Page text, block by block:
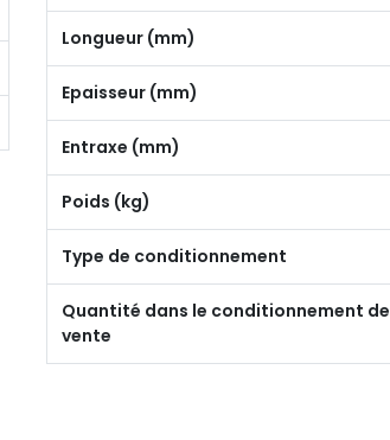
Longueur (mm)
Epaisseur (mm)
Entraxe (mm)
Poids (kg)
Type de conditionnement
Quantité dans le conditionnement de
vente